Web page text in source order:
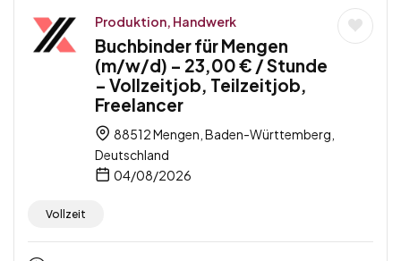
Produktion, Handwerk
Buchbinder für Mengen
(m/w/d) – 23,00 € / Stunde
– Vollzeitjob, Teilzeitjob,
Freelancer
88512 Mengen, Baden-Württemberg,
Deutschland
04/08/2026
Vollzeit